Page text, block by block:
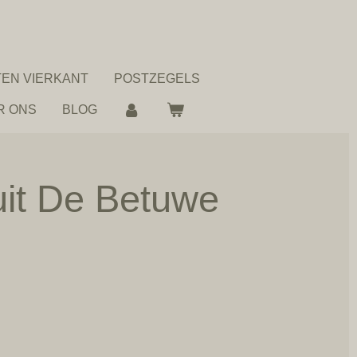
VIERKANT POSTZEGELS
ONS BLOG
De Betuwe